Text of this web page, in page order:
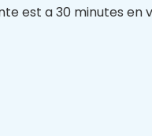
est a 30 minutes en